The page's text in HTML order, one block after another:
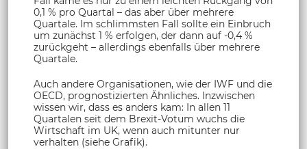
0,1 % pro Quartal – das aber über mehrere
Quartale. Im schlimmsten Fall sollte ein Einbruch
um zunächst 1 % erfolgen, der dann auf -0,4 %
zurückgeht – allerdings ebenfalls über mehrere
Quartale.
Auch andere Organisationen, wie der IWF und die
OECD, prognostizierten Ähnliches. Inzwischen
wissen wir, dass es anders kam: In allen 11
Quartalen seit dem Brexit-Votum wuchs die
Wirtschaft im UK, wenn auch mitunter nur
verhalten (siehe Grafik).